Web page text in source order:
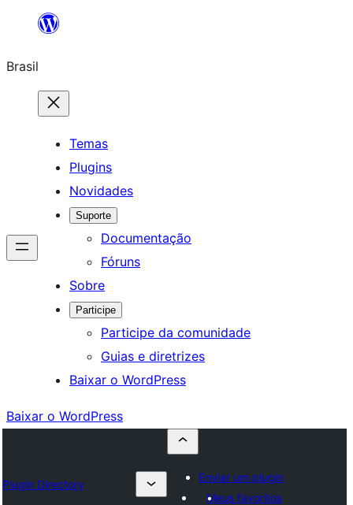
o
conteúdo
Brasil
Temas
Plugins
Novidades
Suporte
Documentação
Fóruns
Sobre
Participe
Participe da comunidade
Guias e diretrizes
Baixar o WordPress
Baixar o WordPress
Plugin Directory
Enviar um plugin
Meus favoritos